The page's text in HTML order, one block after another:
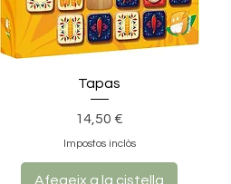
Tapas
Preu
14,50 €
Impostos inclòs
Afegeix a la cistella